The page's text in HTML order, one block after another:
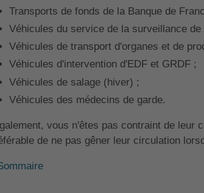
Transports de fonds de la Banque de
Véhicules du service de la surveillance
Véhicules de transport d'organes et de
Véhicules d'intervention d'EDF et GRDF ;
Véhicules de salage (hiver) ;
Véhicules des médecins de garde.
vous n'êtes pas contraint de leur
de ne pas gêner leur circulation